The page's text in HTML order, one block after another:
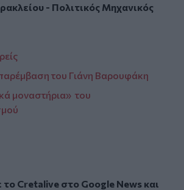
- Πολιτικός Μηχανικός
του Γιάνη Βαρουφάκη
μοναστήρια» του
το Cretalive στο Google Newsκαι